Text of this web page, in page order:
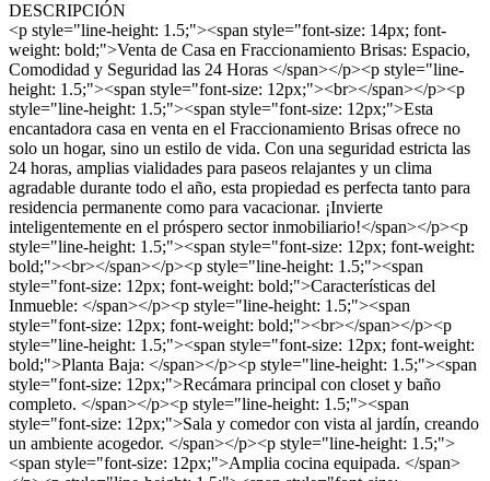
DESCRIPCIÓN
<p style="line-height: 1.5;"><span style="font-size: 14px; font-
weight: bold;">Venta de Casa en Fraccionamiento Brisas: Espacio,
Comodidad y Seguridad las 24 Horas </span></p><p style="line-
height: 1.5;"><span style="font-size: 12px;"><br></span></p><p
style="line-height: 1.5;"><span style="font-size: 12px;">Esta
encantadora casa en venta en el Fraccionamiento Brisas ofrece no
solo un hogar, sino un estilo de vida. Con una seguridad estricta las
24 horas, amplias vialidades para paseos relajantes y un clima
agradable durante todo el año, esta propiedad es perfecta tanto para
residencia permanente como para vacacionar. ¡Invierte
inteligentemente en el próspero sector inmobiliario!</span></p><p
style="line-height: 1.5;"><span style="font-size: 12px; font-weight:
bold;"><br></span></p><p style="line-height: 1.5;"><span
style="font-size: 12px; font-weight: bold;">Características del
Inmueble: </span></p><p style="line-height: 1.5;"><span
style="font-size: 12px; font-weight: bold;"><br></span></p><p
style="line-height: 1.5;"><span style="font-size: 12px; font-weight:
bold;">Planta Baja: </span></p><p style="line-height: 1.5;"><span
style="font-size: 12px;">Recámara principal con closet y baño
completo. </span></p><p style="line-height: 1.5;"><span
style="font-size: 12px;">Sala y comedor con vista al jardín, creando
un ambiente acogedor. </span></p><p style="line-height: 1.5;">
<span style="font-size: 12px;">Amplia cocina equipada. </span>